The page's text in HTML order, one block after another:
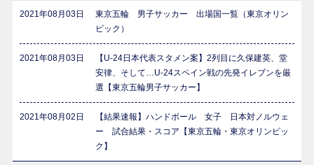
2021年08月03日
東京五輪 男子サッカー 出場国一覧（東京オリン
ピック）
2021年08月03日
【U-24日本代表スタメン案】2列目に久保建英、堂
安律、そして…U-24スペイン戦の先発イレブンを厳
選【東京五輪男子サッカー】
2021年08月02日
【結果速報】ハンドボール 女子 日本対ノルウェ
ー 試合結果・スコア【東京五輪・東京オリンピッ
ク】